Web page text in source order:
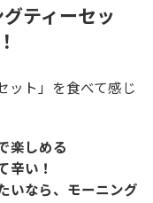
ティーセッ
ット」を食べて感じ
楽しめる
辛い！
いなら、モーニング